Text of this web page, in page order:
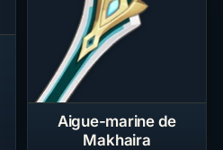
Aigue-marine de
Makhaira